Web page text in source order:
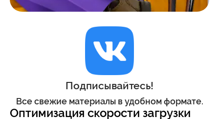
Подписывайтесь!
Все свежие материалы в удобном формате.
Оптимизация скорости загрузки